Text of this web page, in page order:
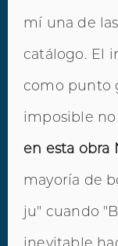
mí una de
catálogo. El
como punto
imposible
en esta obra
mayoría de
ju" cuando
inevitable